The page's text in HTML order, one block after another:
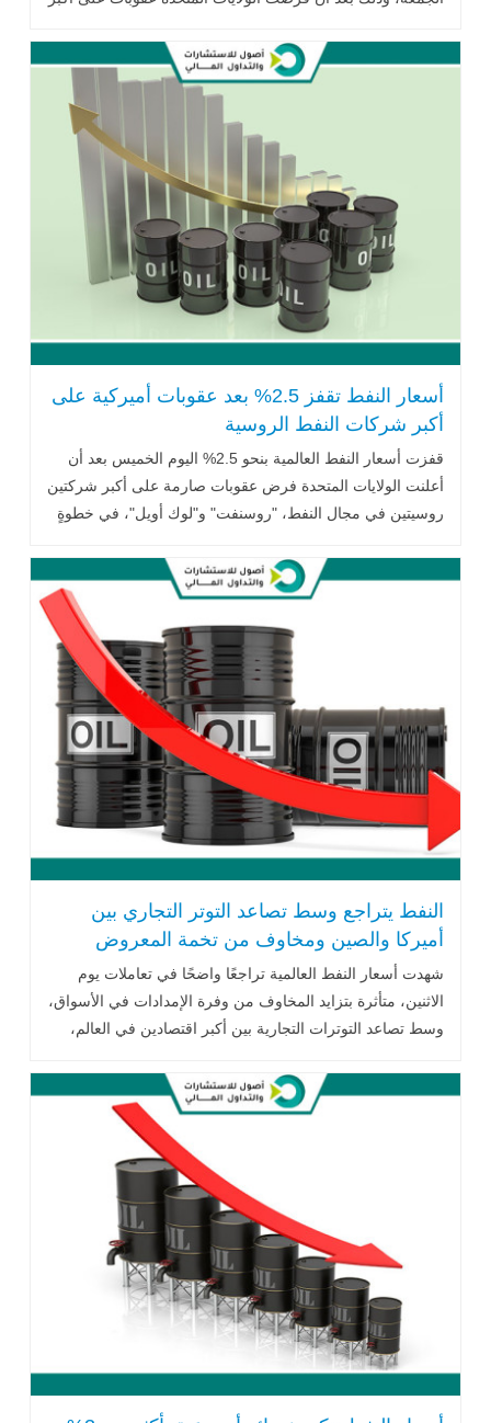
أسعار النفط تقفز 2.5% بعد عقوبات أميركية على
أكبر شركات النفط الروسية
قفزت أسعار النفط العالمية بنحو 2.5% اليوم الخميس بعد أن
أعلنت الولايات المتحدة فرض عقوبات صارمة على أكبر شركتين
روسيتين في مجال النفط، "روسنفت" و"لوك أويل"، في خطوةٍ
النفط يتراجع وسط تصاعد التوتر التجاري بين
أميركا والصين ومخاوف من تخمة المعروض
شهدت أسعار النفط العالمية تراجعًا واضحًا في تعاملات يوم
الاثنين، متأثرة بتزايد المخاوف من وفرة الإمدادات في الأسواق،
وسط تصاعد التوترات التجارية بين أكبر اقتصادين في العالم،